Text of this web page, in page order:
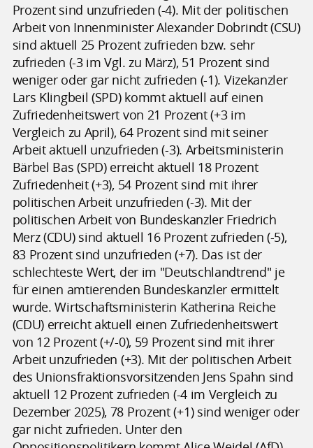
Prozent sind unzufrieden (-4). Mit der politischen
Arbeit von Innenminister Alexander Dobrindt (CSU)
sind aktuell 25 Prozent zufrieden bzw. sehr
zufrieden (-3 im Vgl. zu März), 51 Prozent sind
weniger oder gar nicht zufrieden (-1). Vizekanzler
Lars Klingbeil (SPD) kommt aktuell auf einen
Zufriedenheitswert von 21 Prozent (+3 im
Vergleich zu April), 64 Prozent sind mit seiner
Arbeit aktuell unzufrieden (-3). Arbeitsministerin
Bärbel Bas (SPD) erreicht aktuell 18 Prozent
Zufriedenheit (+3), 54 Prozent sind mit ihrer
politischen Arbeit unzufrieden (-3). Mit der
politischen Arbeit von Bundeskanzler Friedrich
Merz (CDU) sind aktuell 16 Prozent zufrieden (-5),
83 Prozent sind unzufrieden (+7). Das ist der
schlechteste Wert, der im "Deutschlandtrend" je
für einen amtierenden Bundeskanzler ermittelt
wurde. Wirtschaftsministerin Katherina Reiche
(CDU) erreicht aktuell einen Zufriedenheitswert
von 12 Prozent (+/-0), 59 Prozent sind mit ihrer
Arbeit unzufrieden (+3). Mit der politischen Arbeit
des Unionsfraktionsvorsitzenden Jens Spahn sind
aktuell 12 Prozent zufrieden (-4 im Vergleich zu
Dezember 2025), 78 Prozent (+1) sind weniger oder
gar nicht zufrieden. Unter den